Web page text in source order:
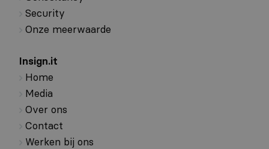
Security
Onze meerwaarde
Insign.it
Home
Media
Over ons
Contact
Werken bij ons